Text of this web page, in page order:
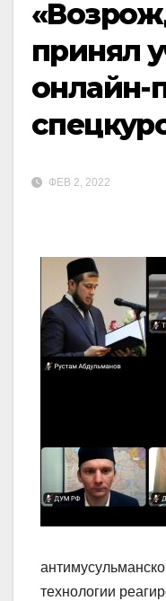
принял
онлайн-
ФЕВ 2, 2022
технологии